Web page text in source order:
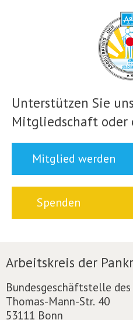
Unterstützen Sie
Mitgliedschaft oder
Mitglied werden
Spenden
Arbeitskreis der
Bundesgeschäftstelle des
Thomas-Mann-Str. 40
53111 Bonn